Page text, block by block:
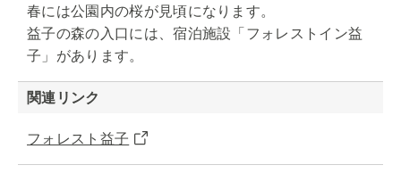
春には公園内の桜が見頃になります。
益子の森の入口には、宿泊施設「フォレストイン益
子」があります。
関連リンク
フォレスト益子